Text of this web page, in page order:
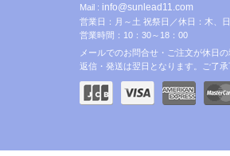
Mail : info@sunlead11.com
営業日：月～土 祝祭日／休日：木、
営業時間：10：30～18：00
メールでのお問合せ・ご注文が休日の
返信・発送は翌日となります。ご了承